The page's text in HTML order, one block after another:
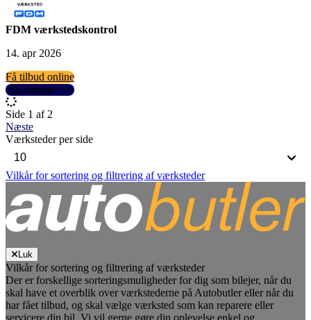
FDM værkstedskontrol
14. apr 2026
Få tilbud online
Se detaljer
Side 1 af 2
Næste
Værksteder per side
Vilkår for sortering og filtrering af værksteder
Luk
Vilkår for sortering og filtrering af værksteder
Der er forskellige sorteringsmuligheder for dig som bilejer, når du
skal have et overblik over værkstederne på Autobutler eller når du
har fået tilbud, og skal vælge værksted som kan reparere eller